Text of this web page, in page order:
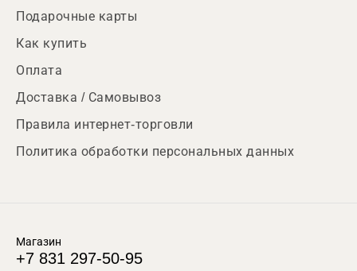
Подарочные карты
Как купить
Оплата
Доставка / Самовывоз
Правила интернет-торговли
Политика обработки персональных данных
Магазин
+7 831 297-50-95